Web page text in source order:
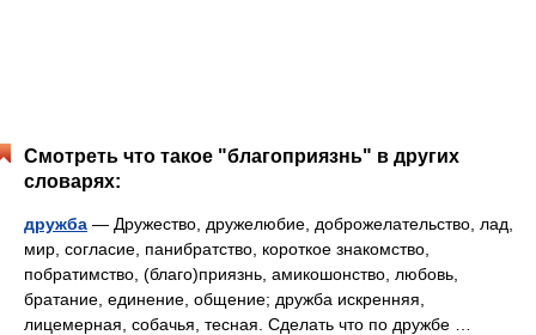
Смотреть что такое "благоприязнь" в других
словарях:
дружба — Дружество, дружелюбие, доброжелательство, лад,
мир, согласие, панибратство, короткое знакомство,
побратимство, (благо)приязнь, амикошонство, любовь,
братание, единение, общение; дружба искренняя,
лицемерная, собачья, тесная. Сделать что по дружбе …